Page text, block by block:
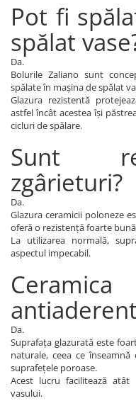
Pot fi
spălat
Da.
Bolurile Zaliano sunt
spălate în mașina de spălat
Glazura rezistentă
astfel încât acestea își
cicluri de spălare.
Sunt
zgârieturi?
Da.
Glazura ceramicii poloneze
oferă o rezistență foarte
La utilizarea normală,
aspectul impecabil.
Da.
Suprafața glazurată este
naturale, ceea ce
suprafețele poroase.
Acest lucru facilitează
vasului.